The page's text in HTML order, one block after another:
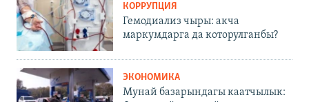
КОРРУПЦИЯ
Гемодиализ чыры: акча
маркумдарга да которулганбы?
ЭКОНОМИКА
Мунай базарындагы каатчылык: